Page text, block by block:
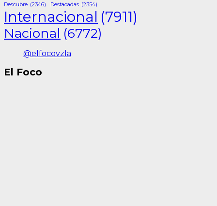
Descubre (2346) Destacadas (2354)
Internacional (7911)
Nacional (6772)
@elfocovzla
El Foco